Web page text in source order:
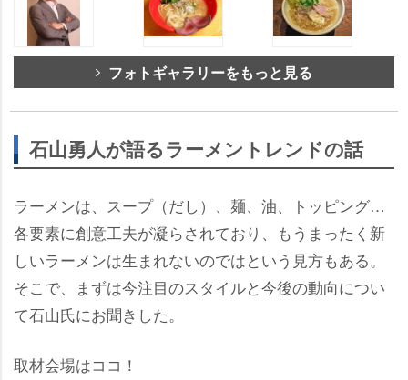
フォトギャラリーをもっと見る
石山勇人が語るラーメントレンドの話
ラーメンは、スープ（だし）、麺、油、トッピング…
各要素に創意工夫が凝らされており、もうまったく新
しいラーメンは生まれないのではという見方もある。
そこで、まずは今注目のスタイルと今後の動向につい
て石山氏にお聞きした。
取材会場はココ！